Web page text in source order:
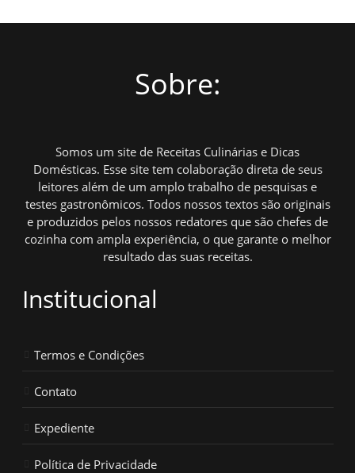
Sobre:
Somos um site de Receitas Culinárias e Dicas
Domésticas. Esse site tem colaboração direta de seus
leitores além de um amplo trabalho de pesquisas e
testes gastronômicos. Todos nossos textos são originais
e produzidos pelos nossos redatores que são chefes de
cozinha com ampla experiência, o que garante o melhor
resultado das suas receitas.
Institucional
Termos e Condições
Contato
Expediente
Política de Privacidade